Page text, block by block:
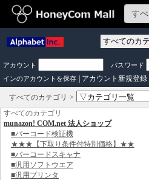
アカウント パスワード
インのアカウントを保存
アカウント新規登録
すべてのカテゴリ
すべてのカテゴリ
munazon! COM.net 法人ショップ
■バーコード検証機
★★★【下取り条件付特別価格】★★
■バーコードスキャナ
■汎用ソフトウエア
■汎用プリンタ